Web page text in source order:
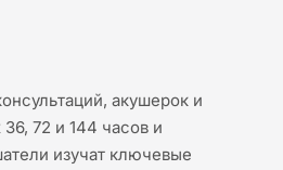
акушерок и
72 и 144 часов и
изучат ключевые